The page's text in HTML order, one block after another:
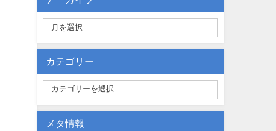
カテゴリー
メタ情報